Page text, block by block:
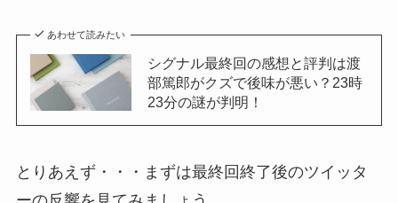
あわせて読みたい
シグナル最終回の感想と評判は渡
部篤郎がクズで後味が悪い？23時
23分の謎が判明！
とりあえず・・・まずは最終回終了後のツイッタ